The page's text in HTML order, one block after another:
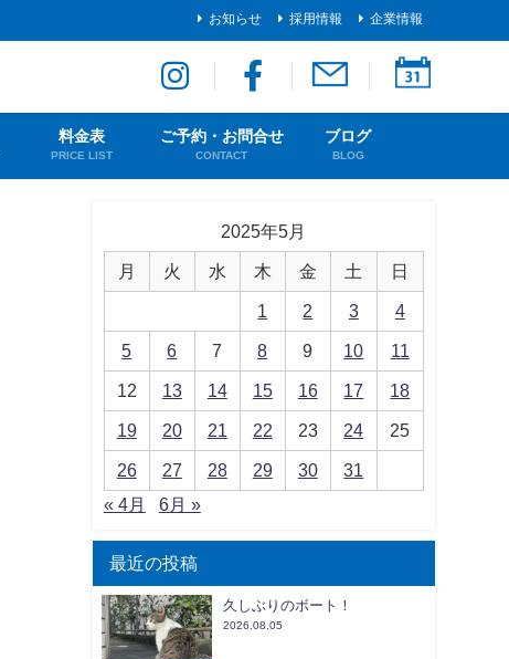
お知らせ 採用情報 企業情報
料金表
PRICE LIST
ご予約・お問合せ
CONTACT
ブログ
BLOG
2025年5月
月 火 水 木 金 土 日
1 2 3 4
5 6 7 8 9 10 11
12 13 14 15 16 17 18
19 20 21 22 23 24 25
26 27 28 29 30
31
« 4月
6月 »
最近の投稿
久しぶりのボート！
2026.08.05